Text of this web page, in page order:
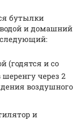
бутылки
и домашний
(годятся и со
через 2
воздушного
и